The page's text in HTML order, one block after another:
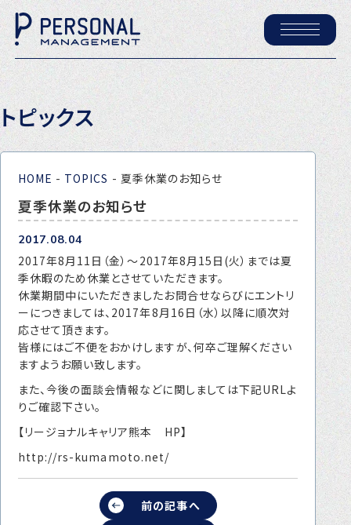
ホーム
パーソナル・マネジメントについて
会社概要
採用情報
P-maneコラム
ニュース
転職をお考えの方へ
転職エージェントサービス
転職相談会
転職者の声
選ばれる４つの理由
トピックス
HOME - TOPICS - 夏季休業のお知らせ
夏季休業のお知らせ
2017.08.04
2017年8月11日（金）～2017年8月15日(火）までは夏
季休暇のため休業とさせていただきます。
休業期間中にいただきましたお問合せならびにエントリ
ーにつきましては、2017年8月16日（水）以降に順次対
応させて頂きます。
皆様にはご不便をおかけしますが、何卒ご理解ください
ますようお願い致します。
また、今後の面談会情報などに関しましては下記URLよ
りご確認下さい。
【リージョナルキャリア熊本 HP】
http://rs-kumamoto.net/
前の記事へ